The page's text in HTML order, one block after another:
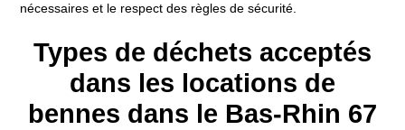
nécessaires et le respect des règles de sécurité.
Types de déchets acceptés
dans les locations de
bennes dans le Bas-Rhin 67